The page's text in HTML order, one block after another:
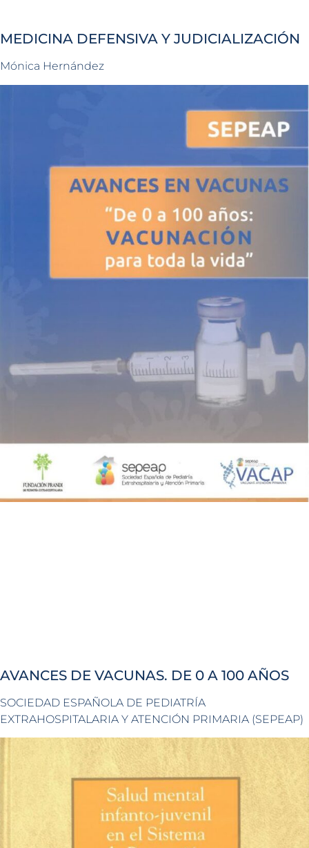
MEDICINA DEFENSIVA Y JUDICIALIZACIÓN
Mónica Hernández
AVANCES DE VACUNAS. DE 0 A 100 AÑOS
SOCIEDAD ESPAÑOLA DE PEDIATRÍA
EXTRAHOSPITALARIA Y ATENCIÓN PRIMARIA (SEPEAP)